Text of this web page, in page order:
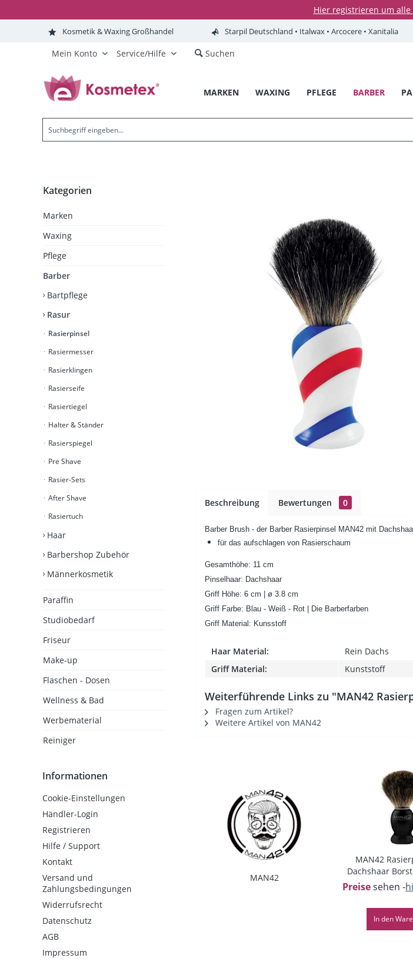
Hier registrieren um alle
Kosmetik & Waxing Großhandel Starpil Deutschland • Italwax • Arcocere • Xanitalia
Mein Konto Service/Hilfe Suchen
MARKEN WAXING PFLEGE BARBER
Kategorien
Marken
Waxing
Pflege
Barber
Bartpflege
Rasur
Rasierpinsel
Rasiermesser
Rasierklingen
Rasierseife
Rasiertiegel
Halter & Ständer
Rasierspiegel
Pre Shave
Rasier-Sets
After Shave
Rasiertuch
Haar
Barbershop Zubehör
Männerkosmetik
Paraffin
Studiobedarf
Friseur
Make-up
Flaschen - Dosen
Wellness & Bad
Werbematerial
Reiniger
Informationen
Cookie-Einstellungen
Händler-Login
Registrieren
Hilfe / Support
Kontakt
Versand und
Zahlungsbedingungen
Widerrufsrecht
Datenschutz
AGB
Impressum
Beschreibung Bewertungen 0
Barber Brush - der Barber Rasierpinsel MAN42 mit
für das aufschlagen von Rasierschaum
Gesamthöhe: 11 cm
Pinselhaar: Dachshaar
Griff Höhe: 6 cm | ø 3.8 cm
Griff Farbe: Blau - Weiß - Rot | Die Barberfarben
Griff Material: Kunsstoff
Haar Material:
Rein Dachs
Griff Material:
Kunststoff
Weiterführende Links zu "MAN42
Fragen zum Artikel?
Weitere Artikel von MAN42
MAN42
MAN42
Dachshaar
Preisesehen -
In den